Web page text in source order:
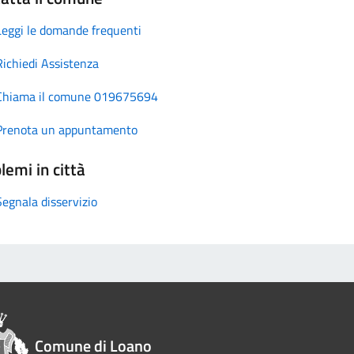
le domande frequenti
Assistenza
il comune 019675694
un appuntamento
in città
disservizio
Comune di Loano